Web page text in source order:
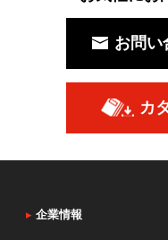
お問い
カ
▸ 企業情報